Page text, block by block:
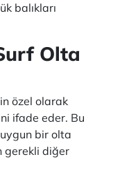
balıkları
Olta
özel olarak
ifade eder. Bu
bir olta
gerekli diğer